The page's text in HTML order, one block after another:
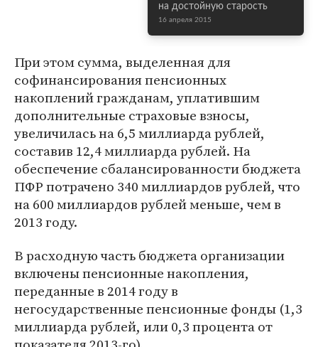
на достойную старость
16 апреля 2015
При этом сумма, выделенная для
софинансирования пенсионных
накоплений гражданам, уплатившим
дополнительные страховые взносы,
увеличилась на 6,5 миллиарда рублей,
составив 12,4 миллиарда рублей. На
обеспечение сбалансированности бюджета
ПФР потрачено 340 миллиардов рублей, что
на 600 миллиардов рублей меньше, чем в
2013 году.
В расходную часть бюджета организации
включены пенсионные накопления,
переданные в 2014 году в
негосударственные пенсионные фонды (1,3
миллиарда рублей, или 0,3 процента от